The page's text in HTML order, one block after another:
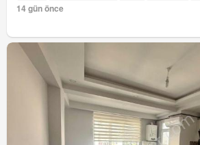
14 gün önce